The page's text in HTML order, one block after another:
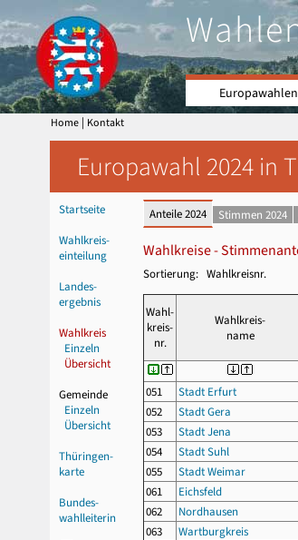
Europawahlen
Home | Kontakt
Europawahl 2024 in
Startseite
Wahlkreis-
einteilung
Landes-
ergebnis
Wahlkreis
Einzeln
Übersicht
Gemeinde
Einzeln
Übersicht
Thüringen-
karte
Bundes-
wahlleiterin
Anteile 2024 Stimmen 2024
Wahlkreise -
Sortierung: Wahlkreisnr.
Wahl-
kreis-
nr.
Wahlkreis-
name
051 Stadt Erfurt
052
Stadt Gera
053
Stadt Jena
054
Stadt Suhl
055
Stadt Weimar
061
Eichsfeld
062
Nordhausen
063
Wartburgkreis